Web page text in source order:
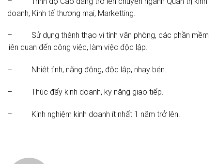
doanh, Kinh tế thương mại, Marketting.
– Sử dụng thành thạo vi tính văn phòng, các phần mềm
liên quan đến công việc, làm việc độc lập.
– Nhiệt tình, năng động, độc lập, nhạy bén.
– Thúc đẩy kinh doanh, kỹ năng giao tiếp.
– Kinh nghiệm kinh doanh ít nhất 1 năm trở lên.